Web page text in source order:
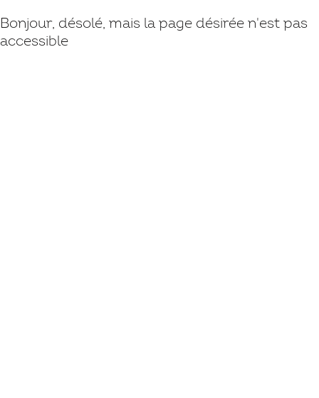
Bonjour, désolé, mais la page désirée n'est pas
accessible